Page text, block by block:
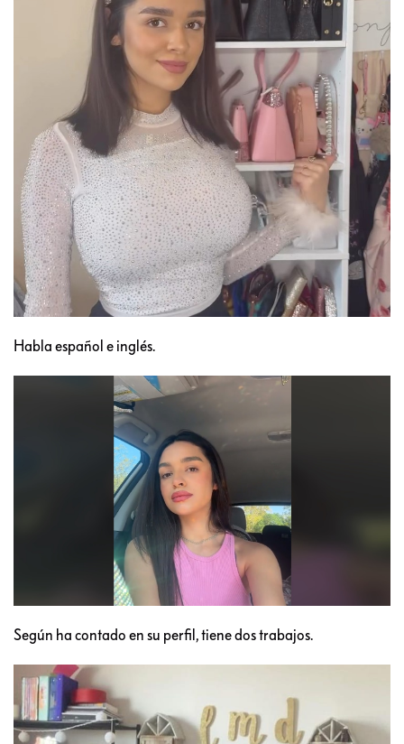
Habla español e inglés.
Según ha contado en su perfil, tiene dos trabajos.